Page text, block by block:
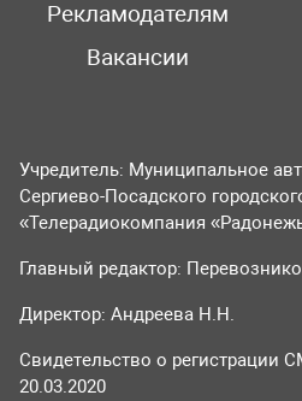
Рекламодателям
Вакансии
Учредитель: Муниципальное
Сергиево-Посадского
«Телерадиокомпания
Главный редактор:
Директор: Андреева Н.Н.
Свидетельство о
20.03.2020